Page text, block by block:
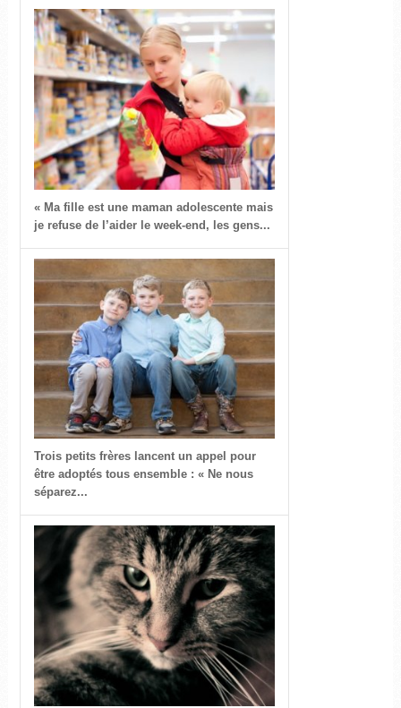
« Ma fille est une maman adolescente mais
je refuse de l’aider le week-end, les gens...
Trois petits frères lancent un appel pour
être adoptés tous ensemble : « Ne nous
séparez...